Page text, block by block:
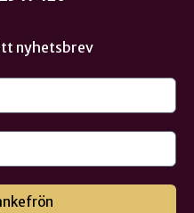
nyhetsbrev